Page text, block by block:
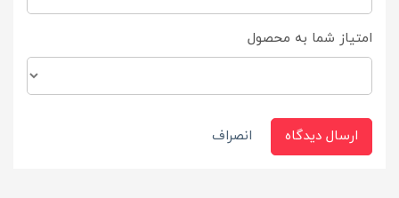
امتیاز شما به محصول
ارسال دیدگاه انصراف